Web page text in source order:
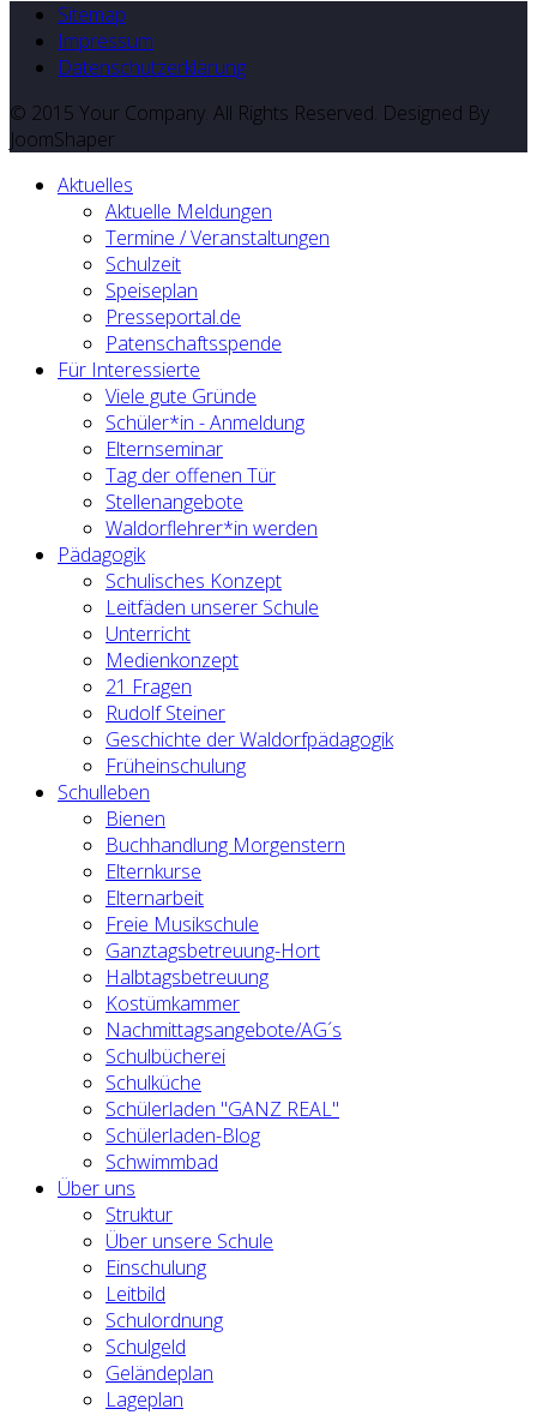
Sitemap
Impressum
Datenschutzerklärung
© 2015 Your Company. All Rights Reserved. Designed By
JoomShaper
Aktuelles
Aktuelle Meldungen
Termine / Veranstaltungen
Schulzeit
Speiseplan
Presseportal.de
Patenschaftsspende
Für Interessierte
Viele gute Gründe
Schüler*in - Anmeldung
Elternseminar
Tag der offenen Tür
Stellenangebote
Waldorflehrer*in werden
Pädagogik
Schulisches Konzept
Leitfäden unserer Schule
Unterricht
Medienkonzept
21 Fragen
Rudolf Steiner
Geschichte der Waldorfpädagogik
Früheinschulung
Schulleben
Bienen
Buchhandlung Morgenstern
Elternkurse
Elternarbeit
Freie Musikschule
Ganztagsbetreuung-Hort
Halbtagsbetreuung
Kostümkammer
Nachmittagsangebote/AG´s
Schulbücherei
Schulküche
Schülerladen "GANZ REAL"
Schülerladen-Blog
Schwimmbad
Über uns
Struktur
Über unsere Schule
Einschulung
Leitbild
Schulordnung
Schulgeld
Geländeplan
Lageplan